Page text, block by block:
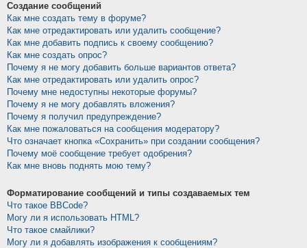
Создание сообщений
Как мне создать тему в форуме?
Как мне отредактировать или удалить сообщение?
Как мне добавить подпись к своему сообщению?
Как мне создать опрос?
Почему я не могу добавить больше вариантов ответа?
Как мне отредактировать или удалить опрос?
Почему мне недоступны некоторые форумы?
Почему я не могу добавлять вложения?
Почему я получил предупреждение?
Как мне пожаловаться на сообщения модератору?
Что означает кнопка «Сохранить» при создании сообщения?
Почему моё сообщение требует одобрения?
Как мне вновь поднять мою тему?
Форматирование сообщений и типы создаваемых тем
Что такое BBCode?
Могу ли я использовать HTML?
Что такое смайлики?
Могу ли я добавлять изображения к сообщениям?